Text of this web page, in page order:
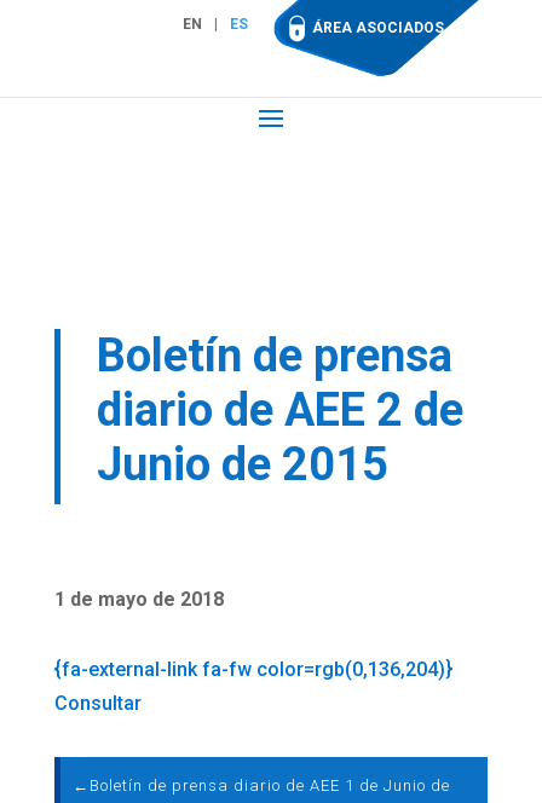
EN ES ÁREA ASOCIADOS
Boletín de prensa
diario de AEE 2 de
Junio de 2015
1 de mayo de 2018
{fa-external-link fa-fw color=rgb(0,136,204)}
Consultar
← Boletín de prensa diario de AEE 1 de Junio de